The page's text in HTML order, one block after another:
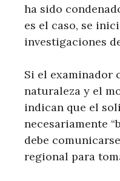
ha sido
es el caso, se
investigaciones
Si el examinador
naturaleza y el
indican que el
necesariamente
debe
regional para